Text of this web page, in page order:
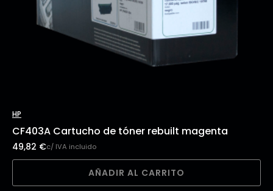
HP
CF403A Cartucho de tóner rebuilt magenta
49,82 €c/ IVA incluido
AÑADIR AL CARRITO